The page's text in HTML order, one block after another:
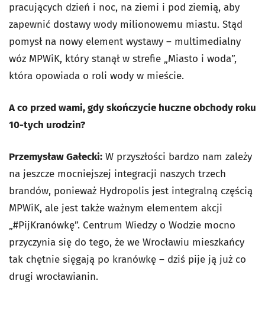
pracujących dzień i noc, na ziemi i pod ziemią, aby
zapewnić dostawy wody milionowemu miastu. Stąd
pomysł na nowy element wystawy – multimedialny
wóz MPWiK, który stanął w strefie „Miasto i woda”,
która opowiada o roli wody w mieście.
A co przed wami, gdy skończycie huczne obchody roku
10-tych urodzin?
Przemysław Gałecki: W przyszłości bardzo nam zależy
na jeszcze mocniejszej integracji naszych trzech
brandów, ponieważ Hydropolis jest integralną częścią
MPWiK, ale jest także ważnym elementem akcji
„#PijKranówkę”. Centrum Wiedzy o Wodzie mocno
przyczynia się do tego, że we Wrocławiu mieszkańcy
tak chętnie sięgają po kranówkę – dziś pije ją już co
drugi wrocławianin.